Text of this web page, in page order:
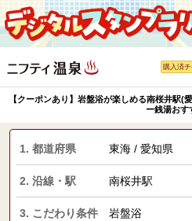
購入済
【クーポンあり】岩盤浴が楽しめる南桜井駅(
ー銭湯おす
1. 都道府県 東海 / 愛知県
2. 沿線・駅 南桜井駅
3. こだわり条件 岩盤浴